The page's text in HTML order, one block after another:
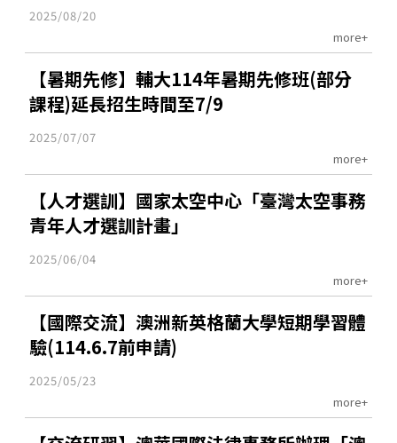
2025/08/20
more+
【暑期先修】輔大114年暑期先修班(部分
課程)延長招生時間至7/9
2025/07/07
more+
【人才選訓】國家太空中心「臺灣太空事務
青年人才選訓計畫」
2025/06/04
more+
【國際交流】澳洲新英格蘭大學短期學習體
驗(114.6.7前申請)
2025/05/23
more+